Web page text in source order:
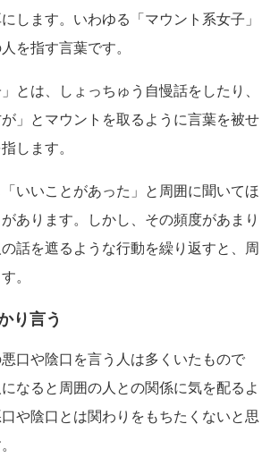
します。いわゆる「マウント系女子」
を指す言葉です。
とは、しょっちゅう自慢話をしたり、
」とマウントを取るように言葉を被せ
します。
いいことがあった」と周囲に聞いてほ
あります。しかし、その頻度があまり
話を遮るような行動を繰り返すと、周
。
り言う
口や陰口を言う人は多くいたもので
なると周囲の人との関係に気を配るよ
や陰口とは関わりをもちたくないと思